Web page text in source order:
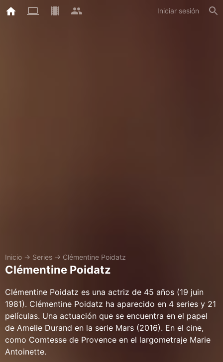
Iniciar sesión
Inicio → Series → Clémentine Poidatz
Clémentine Poidatz
Clémentine Poidatz es una actriz de 45 años (19 juin
1981). Clémentine Poidatz ha aparecido en 4 series y 21
películas. Una actuación que se encuentra en el papel
de Amelie Durand en la serie Mars (2016). En el cine,
como Comtesse de Provence en el largometraje Marie
Antoinette.